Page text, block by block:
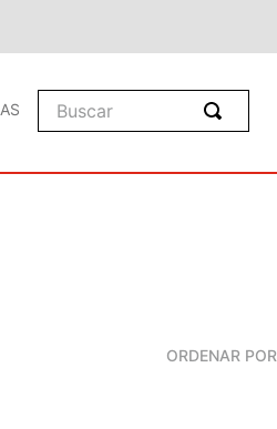
Buscar
ORDENAR POR